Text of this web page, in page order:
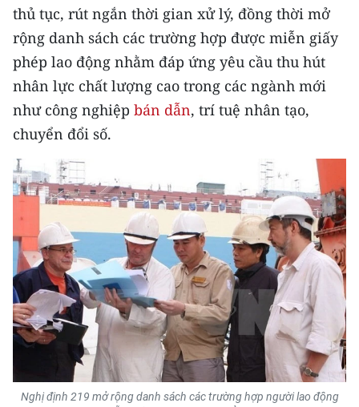
BẠN ĐỌC
KIỂM CHỨNG THÔNG TIN
TRI THỨC CHUYÊN SÂU
54 DÂN TỘC VIỆT NAM
CHƯƠNG TRÌNH OCOP - MỖI XÃ
MỘT SẢN PHẨM
RADIO
MEDIA CENTER
E-Magazine
Video
Media Chính trị
thủ tục, rút ngắn thời gian xử lý, đồng thời mở
rộng danh sách các trường hợp được miễn giấy
phép lao động nhằm đáp ứng yêu cầu thu hút
nhân lực chất lượng cao trong các ngành mới
như công nghiệp bán dẫn, trí tuệ nhân tạo,
chuyển đổi số.
Nghị định 219 mở rộng danh sách các trường hợp người lao động